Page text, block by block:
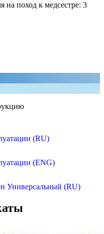
на поход к медсестре: 3
(RU)
(ENG)
Универсальный (RU)